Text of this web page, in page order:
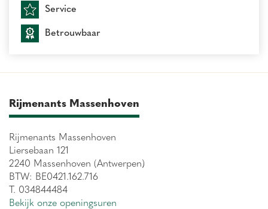
Service
Betrouwbaar
Rijmenants Massenhoven
Rijmenants Massenhoven
Liersebaan 121
2240 Massenhoven (Antwerpen)
BTW: BE0421.162.716
T. 034844484
Bekijk onze openingsuren